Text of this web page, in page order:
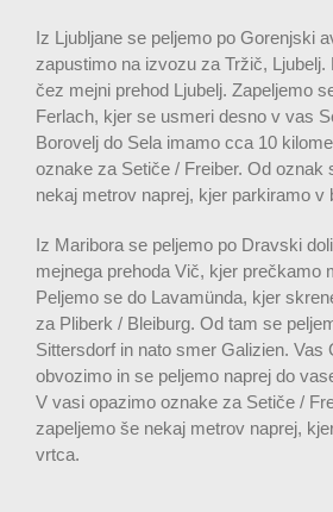
Iz Ljubljane se peljemo po Gorenjski
zapustimo na izvozu za Tržič,
čez mejni prehod Ljubelj. Zapeljemo
Ferlach, kjer se usmeri desno v vas
Borovelj do Sela imamo cca 10
oznake za Setiče / Freiber. Od oznak
nekaj metrov naprej, kjer parkiramo v
Iz Maribora se peljemo po Dravski
mejnega prehoda Vič, kjer prečkamo
Peljemo se do Lavamünda, kjer
za Pliberk / Bleiburg. Od tam se
Sittersdorf in nato smer Galizien. Vas
obvozimo in se peljemo naprej do
V vasi opazimo oznake za Setiče /
zapeljemo še nekaj metrov naprej,
vrtca.